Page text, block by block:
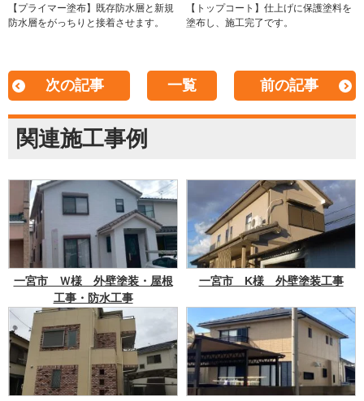
【プライマー塗布】既存防水層と新規
防水層をがっちりと接着させます。
【トップコート】仕上げに保護塗料を
塗布し、施工完了です。
次の記事 一覧 前の記事
関連施工事例
一宮市 Ｗ様 外壁塗装・屋根
工事・防水工事
一宮市 K様 外壁塗装工事